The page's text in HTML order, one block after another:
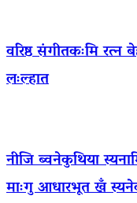
वरिष्ठ संगीतकःमि रत्न
लःल्हात
नीजि ब्वनेकुथिया
माःगु आधारभूत खँ